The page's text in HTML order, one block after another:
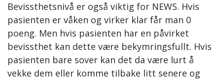
Bevissthetsnivå er også viktig for NEWS. Hvis
pasienten er våken og virker klar får man 0
poeng. Men hvis pasienten har en påvirket
bevissthet kan dette være bekymringsfullt. Hvis
pasienten bare sover kan det da være lurt å
vekke dem eller komme tilbake litt senere og